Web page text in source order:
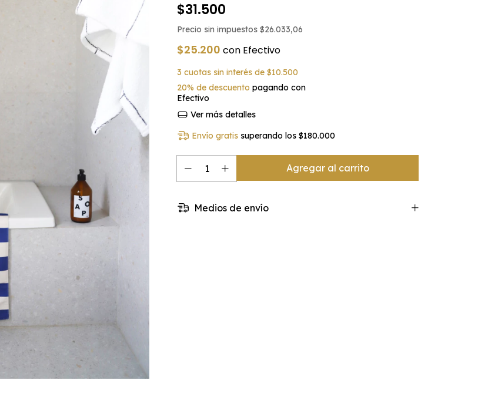
$31.500
Precio sin impuestos $26.033,06
$25.200 con Efectivo
3 cuotas sin interés de $10.500
20% de descuento pagando con
Efectivo
Ver más detalles
Envío gratis superando los$180.000
Medios de envío